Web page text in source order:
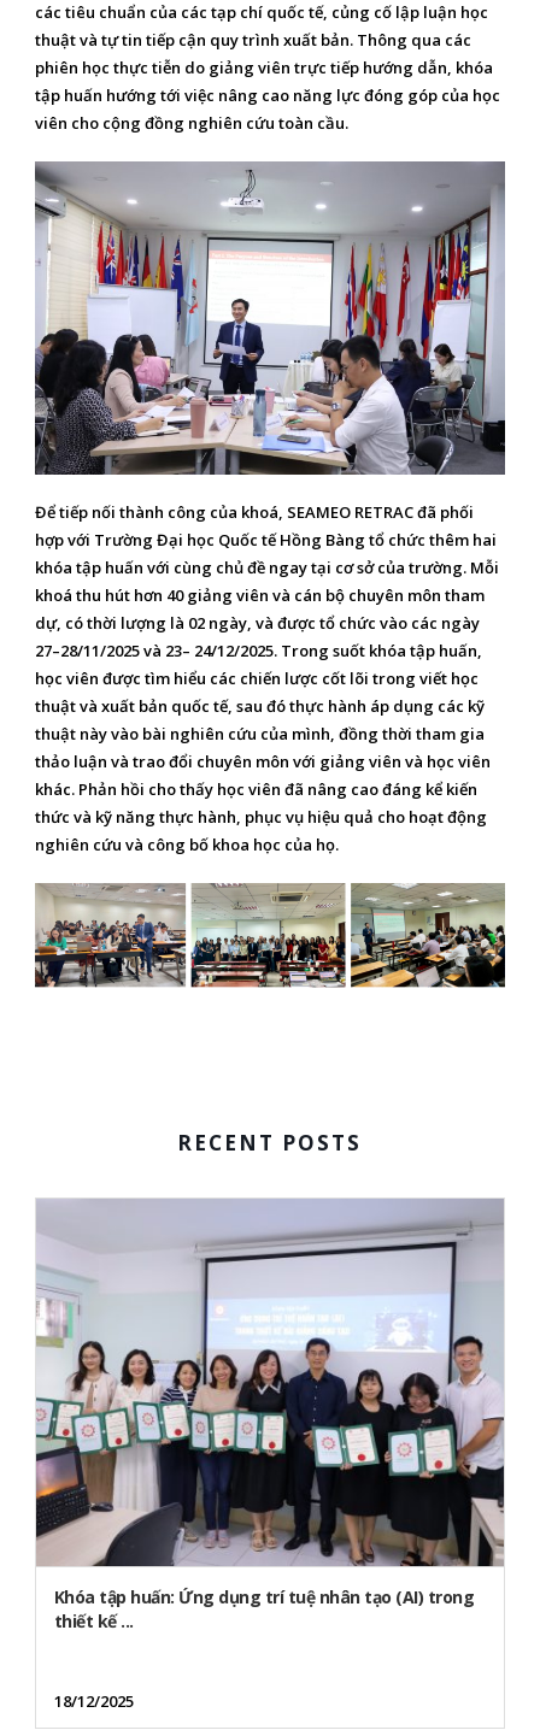
các tiêu chuẩn của các tạp chí quốc tế, củng cố lập luận học
thuật và tự tin tiếp cận quy trình xuất bản. Thông qua các
phiên học thực tiễn do giảng viên trực tiếp hướng dẫn, khóa
tập huấn hướng tới việc nâng cao năng lực đóng góp của học
viên cho cộng đồng nghiên cứu toàn cầu.
Để tiếp nối thành công của khoá, SEAMEO RETRAC đã phối
hợp với Trường Đại học Quốc tế Hồng Bàng tổ chức thêm hai
khóa tập huấn với cùng chủ đề ngay tại cơ sở của trường. Mỗi
khoá thu hút hơn 40 giảng viên và cán bộ chuyên môn tham
dự, có thời lượng là 02 ngày, và được tổ chức vào các ngày
27–28/11/2025 và 23– 24/12/2025. Trong suốt khóa tập huấn,
học viên được tìm hiểu các chiến lược cốt lõi trong viết học
thuật và xuất bản quốc tế, sau đó thực hành áp dụng các kỹ
thuật này vào bài nghiên cứu của mình, đồng thời tham gia
thảo luận và trao đổi chuyên môn với giảng viên và học viên
khác. Phản hồi cho thấy học viên đã nâng cao đáng kể kiến
thức và kỹ năng thực hành, phục vụ hiệu quả cho hoạt động
nghiên cứu và công bố khoa học của họ.
RECENT POSTS
Khóa tập huấn: Ứng dụng trí tuệ nhân tạo (AI) trong
thiết kế ...
18/12/2025